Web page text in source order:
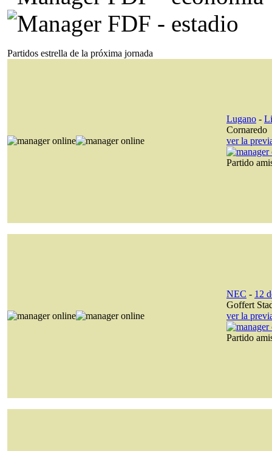
Partidos estrella de la próxima jornada
Lugano -
Cornaredo
ver la
Partido
NEC - 12
Goffert
ver la
Partido